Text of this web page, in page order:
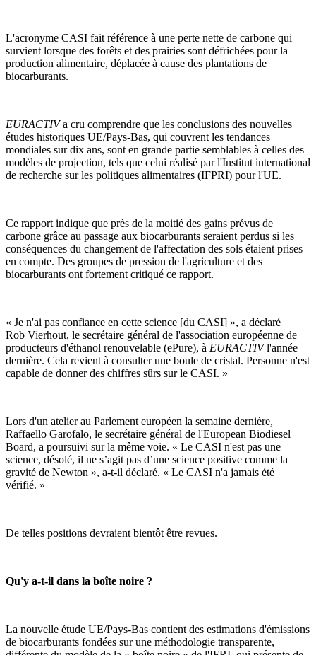
L'acronyme CASI fait référence à une perte nette de carbone qui
survient lorsque des forêts et des prairies sont défrichées pour la
production alimentaire, déplacée à cause des plantations de
biocarburants.
EURACTIVa cru comprendre que les conclusions des nouvelles
études historiques UE/Pays-Bas, qui couvrent les tendances
mondiales sur dix ans, sont en grande partie semblables à celles des
modèles de projection, tels que celui réalisé par l'Institut international
de recherche sur les politiques alimentaires (IFPRI) pour l'UE.
Ce rapport indique que près de la moitié des gains prévus de
carbone grâce au passage aux biocarburants seraient perdus si les
conséquences du changement de l'affectation des sols étaient prises
en compte. Des groupes de pression de l'agriculture et des
biocarburants ont fortement critiqué ce rapport.
« Je n'ai pas confiance en cette science [du CASI] », a déclaré
Rob Vierhout, le secrétaire général de l'association européenne de
producteurs d'éthanol renouvelable (ePure), à EURACTIVl'année
dernière. Cela revient à consulter une boule de cristal. Personne n'est
capable de donner des chiffres sûrs sur le CASI. »
Lors d'un atelier au Parlement européen la semaine dernière,
Raffaello Garofalo, le secrétaire général de l'European Biodiesel
Board, a poursuivi sur la même voie. « Le CASI n'est pas une
science, désolé, il ne s’agit pas d’une science positive comme la
gravité de Newton », a-t-il déclaré. « Le CASI n'a jamais été
vérifié. »
De telles positions devraient bientôt être revues.
Qu'y a-t-il dans la boîte noire ?
La nouvelle étude UE/Pays-Bas contient des estimations d'émissions
de biocarburants fondées sur une méthodologie transparente,